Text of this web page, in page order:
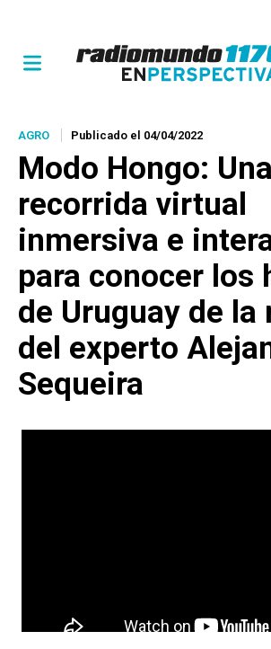
AGRO Publicado el 04/04/2022
Modo Hongo: Una
recorrida virtual
inmersiva e
para conocer los
de Uruguay de la
del experto
Sequeira